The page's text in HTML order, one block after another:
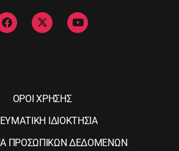
ΟΡΟΙ ΧΡΗΣΗΣ
ΙΔΙΟΚΤΗΣΙΑ
ΠΡΟΣΩΠΙΚΩΝ ΔΕΔΟΜΕΝΩΝ